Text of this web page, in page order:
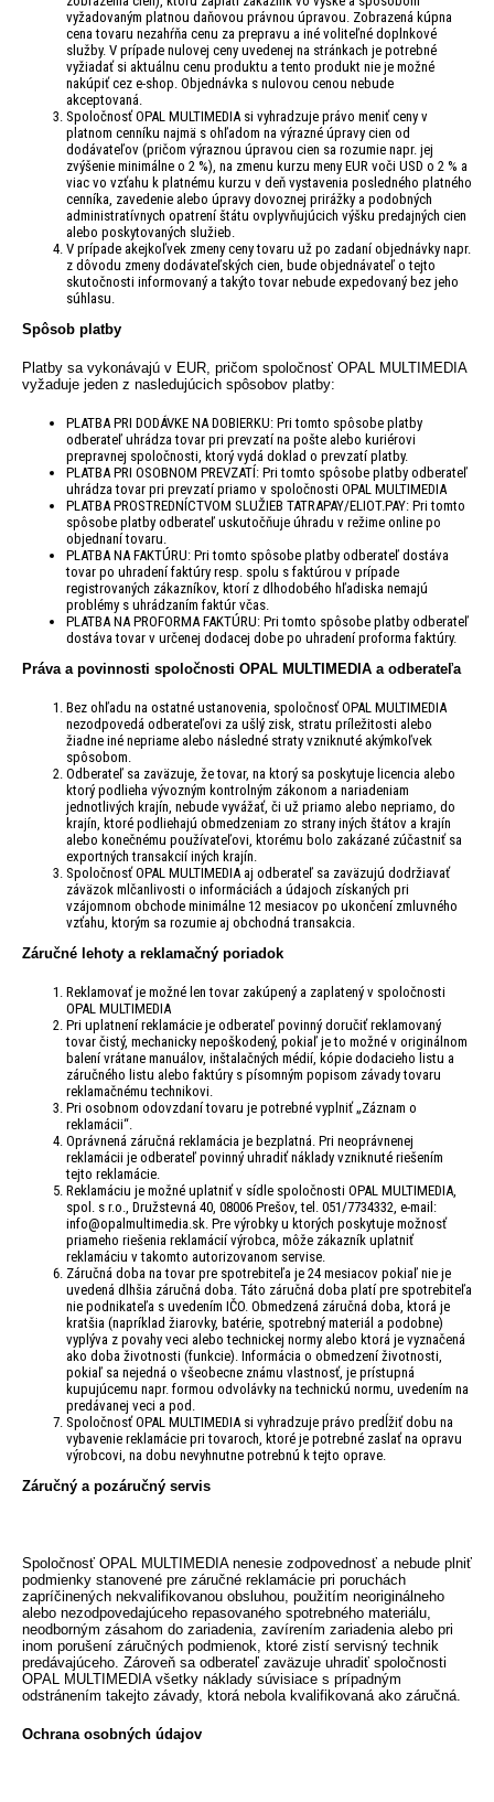
vyžadovaným platnou daňovou právnou úpravou. Zobrazená kúpna
cena tovaru nezahŕňa cenu za prepravu a iné voliteľné doplnkové
služby. V prípade nulovej ceny uvedenej na stránkach je potrebné
vyžiadať si aktuálnu cenu produktu a tento produkt nie je možné
nakúpiť cez e-shop. Objednávka s nulovou cenou nebude
akceptovaná.
Spoločnosť OPAL MULTIMEDIA si vyhradzuje právo meniť ceny v
platnom cenníku najmä s ohľadom na výrazné úpravy cien od
dodávateľov (pričom výraznou úpravou cien sa rozumie napr. jej
zvýšenie minimálne o 2 %), na zmenu kurzu meny EUR voči USD o 2 % a
viac vo vzťahu k platnému kurzu v deň vystavenia posledného platného
cenníka, zavedenie alebo úpravy dovoznej prirážky a podobných
administratívnych opatrení štátu ovplyvňujúcich výšku predajných cien
alebo poskytovaných služieb.
V prípade akejkoľvek zmeny ceny tovaru už po zadaní objednávky napr.
z dôvodu zmeny dodávateľských cien, bude objednávateľ o tejto
skutočnosti informovaný a takýto tovar nebude expedovaný bez jeho
súhlasu.
Spôsob platby
Platby sa vykonávajú v EUR, pričom spoločnosť OPAL MULTIMEDIA
vyžaduje jeden z nasledujúcich spôsobov platby:
PLATBA PRI DODÁVKE NA DOBIERKU: Pri tomto spôsobe platby
odberateľ uhrádza tovar pri prevzatí na pošte alebo kuriérovi
prepravnej spoločnosti, ktorý vydá doklad o prevzatí platby.
PLATBA PRI OSOBNOM PREVZATÍ: Pri tomto spôsobe platby odberateľ
uhrádza tovar pri prevzatí priamo v spoločnosti OPAL MULTIMEDIA
PLATBA PROSTREDNÍCTVOM SLUŽIEB TATRAPAY/ELIOT.PAY: Pri tomto
spôsobe platby odberateľ uskutočňuje úhradu v režime online po
objednaní tovaru.
PLATBA NA FAKTÚRU: Pri tomto spôsobe platby odberateľ dostáva
tovar po uhradení faktúry resp. spolu s faktúrou v prípade
registrovaných zákazníkov, ktorí z dlhodobého hľadiska nemajú
problémy s uhrádzaním faktúr včas.
PLATBA NA PROFORMA FAKTÚRU: Pri tomto spôsobe platby odberateľ
dostáva tovar v určenej dodacej dobe po uhradení proforma faktúry.
Práva a povinnosti spoločnosti OPAL MULTIMEDIA a odberateľa
Bez ohľadu na ostatné ustanovenia, spoločnosť OPAL MULTIMEDIA
nezodpovedá odberateľovi za ušlý zisk, stratu príležitosti alebo
žiadne iné nepriame alebo následné straty vzniknuté akýmkoľvek
spôsobom.
Odberateľ sa zaväzuje, že tovar, na ktorý sa poskytuje licencia alebo
ktorý podlieha vývozným kontrolným zákonom a nariadeniam
jednotlivých krajín, nebude vyvážať, či už priamo alebo nepriamo, do
krajín, ktoré podliehajú obmedzeniam zo strany iných štátov a krajín
alebo konečnému používateľovi, ktorému bolo zakázané zúčastniť sa
exportných transakcií iných krajín.
Spoločnosť OPAL MULTIMEDIA aj odberateľ sa zaväzujú dodržiavať
záväzok mlčanlivosti o informáciách a údajoch získaných pri
vzájomnom obchode minimálne 12 mesiacov po ukončení zmluvného
vzťahu, ktorým sa rozumie aj obchodná transakcia.
Záručné lehoty a reklamačný poriadok
Reklamovať je možné len tovar zakúpený a zaplatený v spoločnosti
OPAL MULTIMEDIA
Pri uplatnení reklamácie je odberateľ povinný doručiť reklamovaný
tovar čistý, mechanicky nepoškodený, pokiaľ je to možné v originálnom
balení vrátane manuálov, inštalačných médií, kópie dodacieho listu a
záručného listu alebo faktúry s písomným popisom závady tovaru
reklamačnému technikovi.
Pri osobnom odovzdaní tovaru je potrebné vyplniť „Záznam o
reklamácii“.
Oprávnená záručná reklamácia je bezplatná. Pri neoprávnenej
reklamácii je odberateľ povinný uhradiť náklady vzniknuté riešením
tejto reklamácie.
Reklamáciu je možné uplatniť v sídle spoločnosti OPAL MULTIMEDIA,
spol. s r.o., Družstevná 40, 08006 Prešov, tel. 051/7734332, e-mail:
info@opalmultimedia.sk. Pre výrobky u ktorých poskytuje možnosť
priameho riešenia reklamácií výrobca, môže zákazník uplatniť
reklamáciu v takomto autorizovanom servise.
Záručná doba na tovar pre spotrebiteľa je 24 mesiacov pokiaľ nie je
uvedená dlhšia záručná doba. Táto záručná doba platí pre spotrebiteľa
nie podnikateľa s uvedením IČO. Obmedzená záručná doba, ktorá je
kratšia (napríklad žiarovky, batérie, spotrebný materiál a podobne)
vyplýva z povahy veci alebo technickej normy alebo ktorá je vyznačená
ako doba životnosti (funkcie). Informácia o obmedzení životnosti,
pokiaľ sa nejedná o všeobecne známu vlastnosť, je prístupná
kupujúcemu napr. formou odvolávky na technickú normu, uvedením na
predávanej veci a pod.
Spoločnosť OPAL MULTIMEDIA si vyhradzuje právo predĺžiť dobu na
vybavenie reklamácie pri tovaroch, ktoré je potrebné zaslať na opravu
výrobcovi, na dobu nevyhnutne potrebnú k tejto oprave.
Záručný a pozáručný servis
Spoločnosť OPAL MULTIMEDIA nenesie zodpovednosť a nebude plniť
podmienky stanovené pre záručné reklamácie pri poruchách
zapríčinených nekvalifikovanou obsluhou, použitím neoriginálneho
alebo nezodpovedajúceho repasovaného spotrebného materiálu,
neodborným zásahom do zariadenia, zavírením zariadenia alebo pri
inom porušení záručných podmienok, ktoré zistí servisný technik
predávajúceho. Zároveň sa odberateľ zaväzuje uhradiť spoločnosti
OPAL MULTIMEDIA všetky náklady súvisiace s prípadným
odstránením takejto závady, ktorá nebola kvalifikovaná ako záručná.
Ochrana osobných údajov